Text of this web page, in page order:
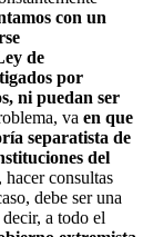
con un
de
por
ni puedan ser
va en que
separatista de
del
hacer consultas
debe ser una
a todo el